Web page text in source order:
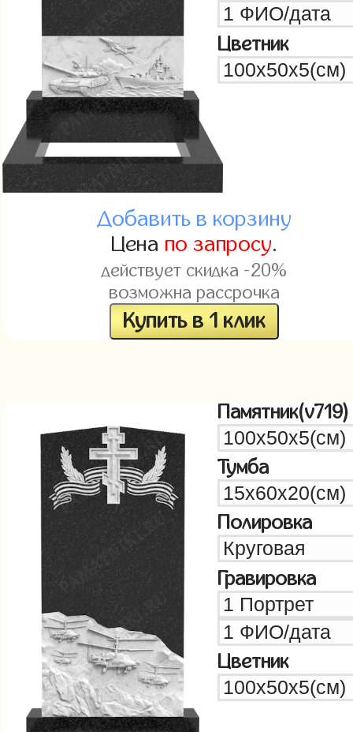
Цветник
Добавить в корзину
Цена по запросу.
действует скидка -20%
возможна рассрочка
Купить в 1 клик
Памятник(v719)
Тумба
Полировка
Гравировка
Цветник